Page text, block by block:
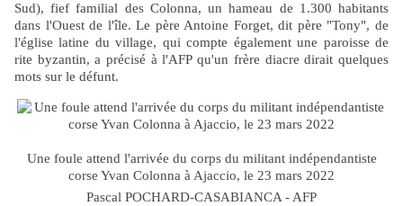
Sud), fief familial des Colonna, un hameau de 1.300 habitants
dans l'Ouest de l'île. Le père Antoine Forget, dit père "Tony", de
l'église latine du village, qui compte également une paroisse de
rite byzantin, a précisé à l'AFP qu'un frère diacre dirait quelques
mots sur le défunt.
Une foule attend l'arrivée du corps du militant indépendantiste
corse Yvan Colonna à Ajaccio, le 23 mars 2022
Pascal POCHARD-CASABIANCA - AFP